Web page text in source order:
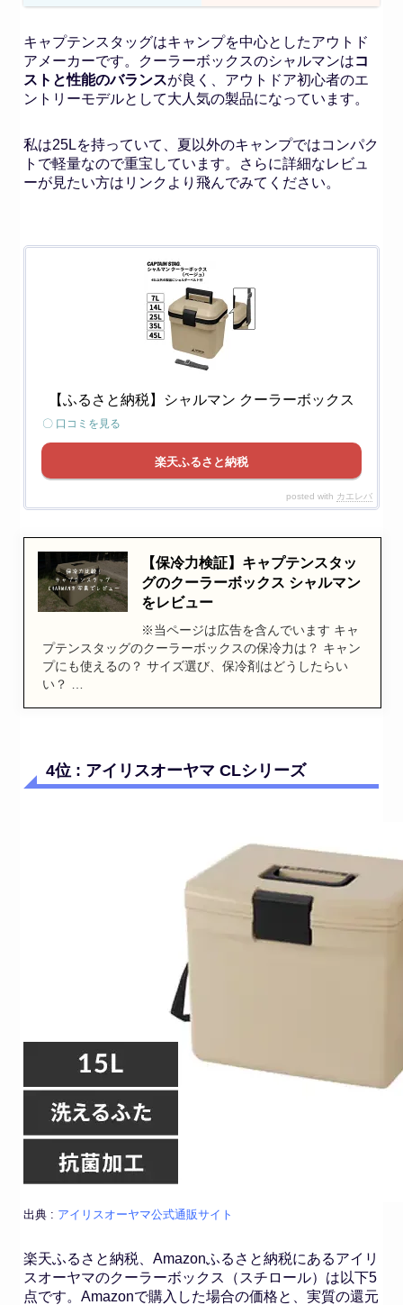
キャプテンスタッグはキャンプを中心としたアウトド
アメーカーです。クーラーボックスのシャルマンはコ
ストと性能のバランスが良く、アウトドア初心者のエ
ントリーモデルとして大人気の製品になっています。
私は25Lを持っていて、夏以外のキャンプではコンパク
トで軽量なので重宝しています。さらに詳細なレビュ
ーが見たい方はリンクより飛んでみてください。
【ふるさと納税】シャルマン クーラーボックス
posted with カエレバ
〇 口コミを見る
楽天ふるさと納税
【保冷力検証】キャプテンスタッ
グのクーラーボックス シャルマン
をレビュー
※当ページは広告を含んでいます キャ
プテンスタッグのクーラーボックスの保冷力は？ キャン
プにも使えるの？ サイズ選び、保冷剤はどうしたらい
い？ …
4位 : アイリスオーヤマ CLシリーズ
出典 : アイリスオーヤマ公式通販サイト
楽天ふるさと納税、Amazonふるさと納税にあるアイリ
スオーヤマのクーラーボックス（スチロール）は以下5
点です。Amazonで購入した場合の価格と、実質の還元